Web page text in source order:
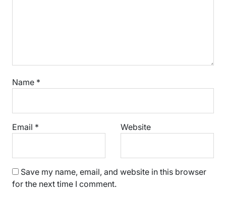
Name *
Email * Website
Save my name, email, and website in this browser
for the next time I comment.